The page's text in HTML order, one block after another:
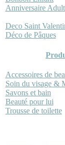
Anniversaire
Deco Saint
Déco de Pâques
Accessoires de
Soin du visage &
Savons et bain
Beauté pour lui
Trousse de toilette